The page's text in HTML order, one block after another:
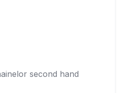
second hand